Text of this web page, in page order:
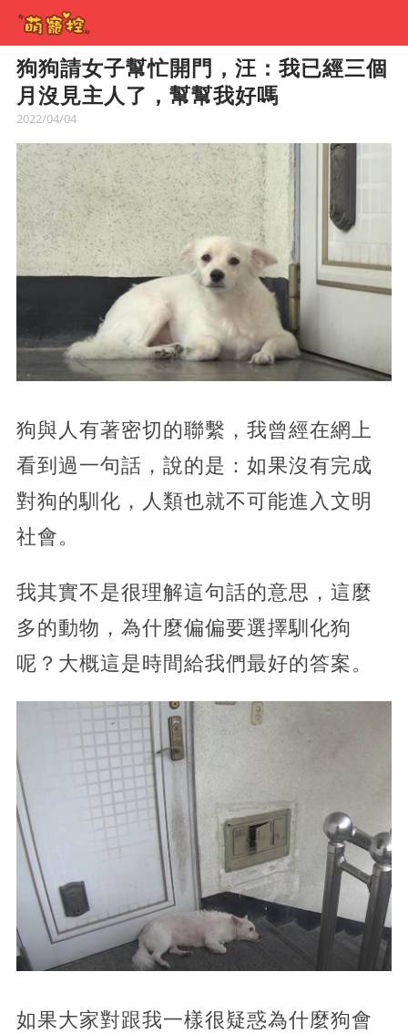
狗狗請女子幫忙開門，汪：我已經三個
月沒見主人了，幫幫我好嗎
2022/04/04
狗與人有著密切的聯繫，我曾經在網上
看到過一句話，說的是：如果沒有完成
對狗的馴化，人類也就不可能進入文明
社會。
我其實不是很理解這句話的意思，這麼
多的動物，為什麼偏偏要選擇馴化狗
呢？大概這是時間給我們最好的答案。
如果大家對跟我一樣很疑惑為什麼狗會